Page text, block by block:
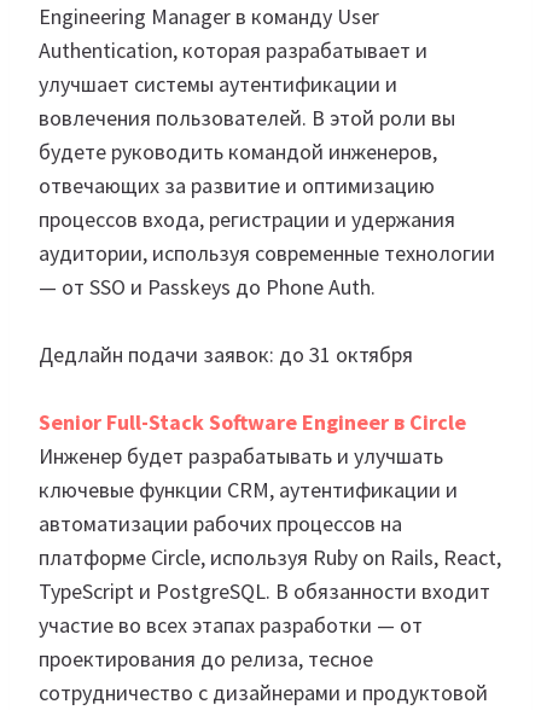
Engineering Manager в команду User
Authentication, которая разрабатывает и
улучшает системы аутентификации и
вовлечения пользователей. В этой роли вы
будете руководить командой инженеров,
отвечающих за развитие и оптимизацию
процессов входа, регистрации и удержания
аудитории, используя современные технологии
— от SSO и Passkeys до Phone Auth.
Дедлайн подачи заявок: до 31 октября
Senior Full-Stack Software Engineer в Circle
Инженер будет разрабатывать и улучшать
ключевые функции CRM, аутентификации и
автоматизации рабочих процессов на
платформе Circle, используя Ruby on Rails, React,
TypeScript и PostgreSQL. В обязанности входит
участие во всех этапах разработки — от
проектирования до релиза, тесное
сотрудничество с дизайнерами и продуктовой